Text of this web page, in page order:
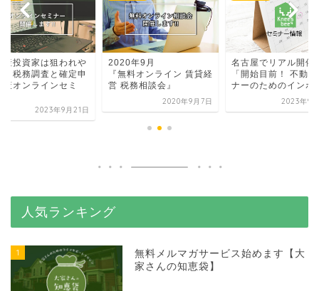
産投資家は狙われや
？税務調査と確定申
策オンラインセミ
2023年9月21日
2020年9月
『無料オンライン 賃貸経
営 税務相談会』
2020年9月7日
名古屋でリアル開催
「開始目前！ 不動
ナーのためのインボ
2023年9
人気ランキング
1
無料メルマガサービス始めます【大
家さんの知恵袋】